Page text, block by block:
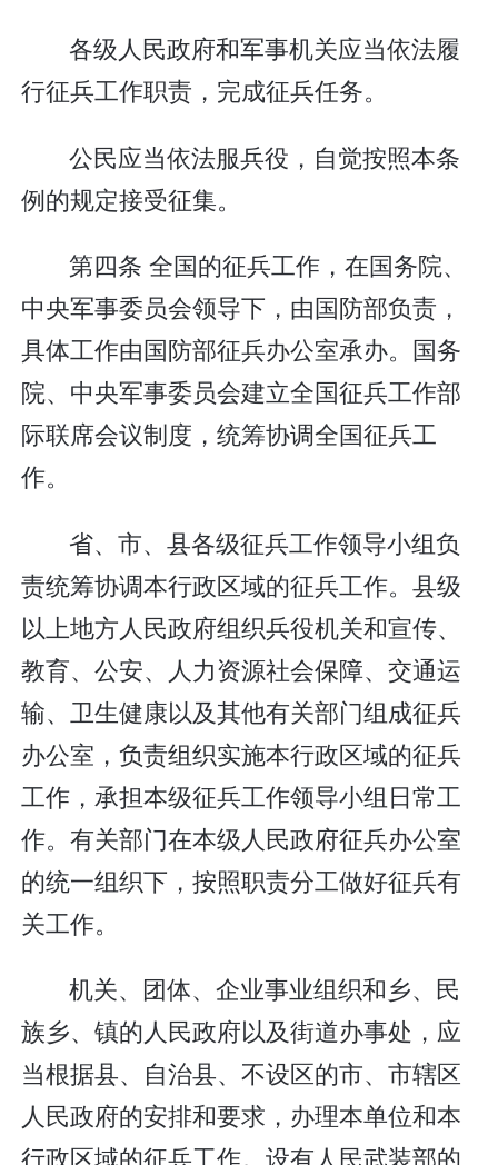
各级人民政府和军事机关应当依法履
行征兵工作职责，完成征兵任务。
公民应当依法服兵役，自觉按照本条
例的规定接受征集。
第四条 全国的征兵工作，在国务院、
中央军事委员会领导下，由国防部负责，
具体工作由国防部征兵办公室承办。国务
院、中央军事委员会建立全国征兵工作部
际联席会议制度，统筹协调全国征兵工
作。
省、市、县各级征兵工作领导小组负
责统筹协调本行政区域的征兵工作。县级
以上地方人民政府组织兵役机关和宣传、
教育、公安、人力资源社会保障、交通运
输、卫生健康以及其他有关部门组成征兵
办公室，负责组织实施本行政区域的征兵
工作，承担本级征兵工作领导小组日常工
作。有关部门在本级人民政府征兵办公室
的统一组织下，按照职责分工做好征兵有
关工作。
机关、团体、企业事业组织和乡、民
族乡、镇的人民政府以及街道办事处，应
当根据县、自治县、不设区的市、市辖区
人民政府的安排和要求，办理本单位和本
行政区域的征兵工作。设有人民武装部的